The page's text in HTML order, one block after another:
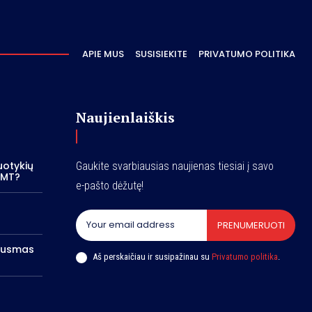
APIE MUS SUSISIEKITE PRIVATUMO POLITIKA
Naujienlaiškis
Gaukite svarbiausias naujienas tiesiai į savo
e-pašto dėžutę!
PRENUMERUOTI
Aš perskaičiau ir susipažinau suPrivatumo politika.